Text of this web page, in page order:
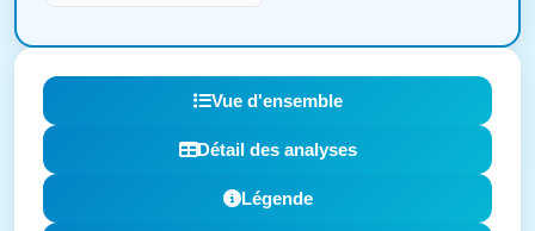
Vue d'ensemble
Détail des analyses
Légende